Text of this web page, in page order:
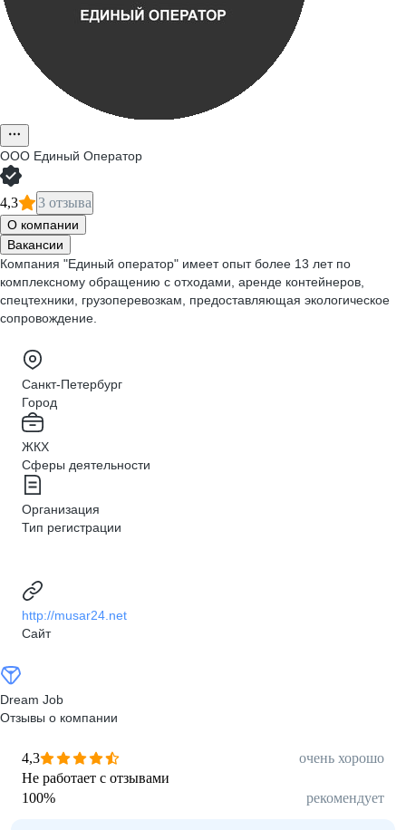
ООО Единый Оператор
4,3 3 отзыва
О компании
Вакансии
Компания "Единый оператор" имеет опыт более 13 лет по
комплексному обращению с отходами, аренде контейнеров,
спецтехники, грузоперевозкам, предоставляющая экологическое
сопровождение.
Санкт-Петербург
Город
ЖКХ
Сферы деятельности
Организация
Тип регистрации
http://musar24.net
Сайт
Dream Job
Отзывы о компании
4,3
очень хорошо
Не работает с отзывами
100% рекомендует